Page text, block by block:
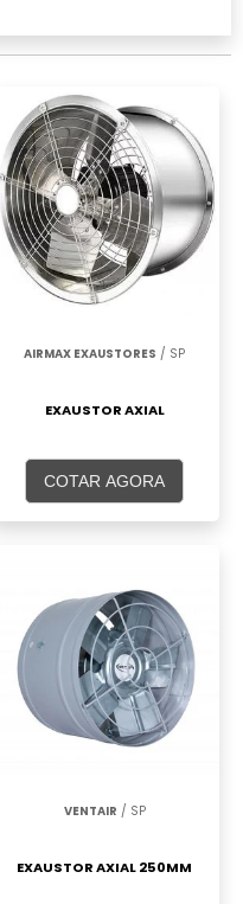
AIRMAX EXAUSTORES / SP
EXAUSTOR AXIAL
COTAR AGORA
VENTAIR / SP
EXAUSTOR AXIAL 250MM